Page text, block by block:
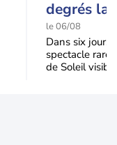
degrés la
t-elle
l'éclipse
le 06/08
Dans six
spectacle rare
de Soleil